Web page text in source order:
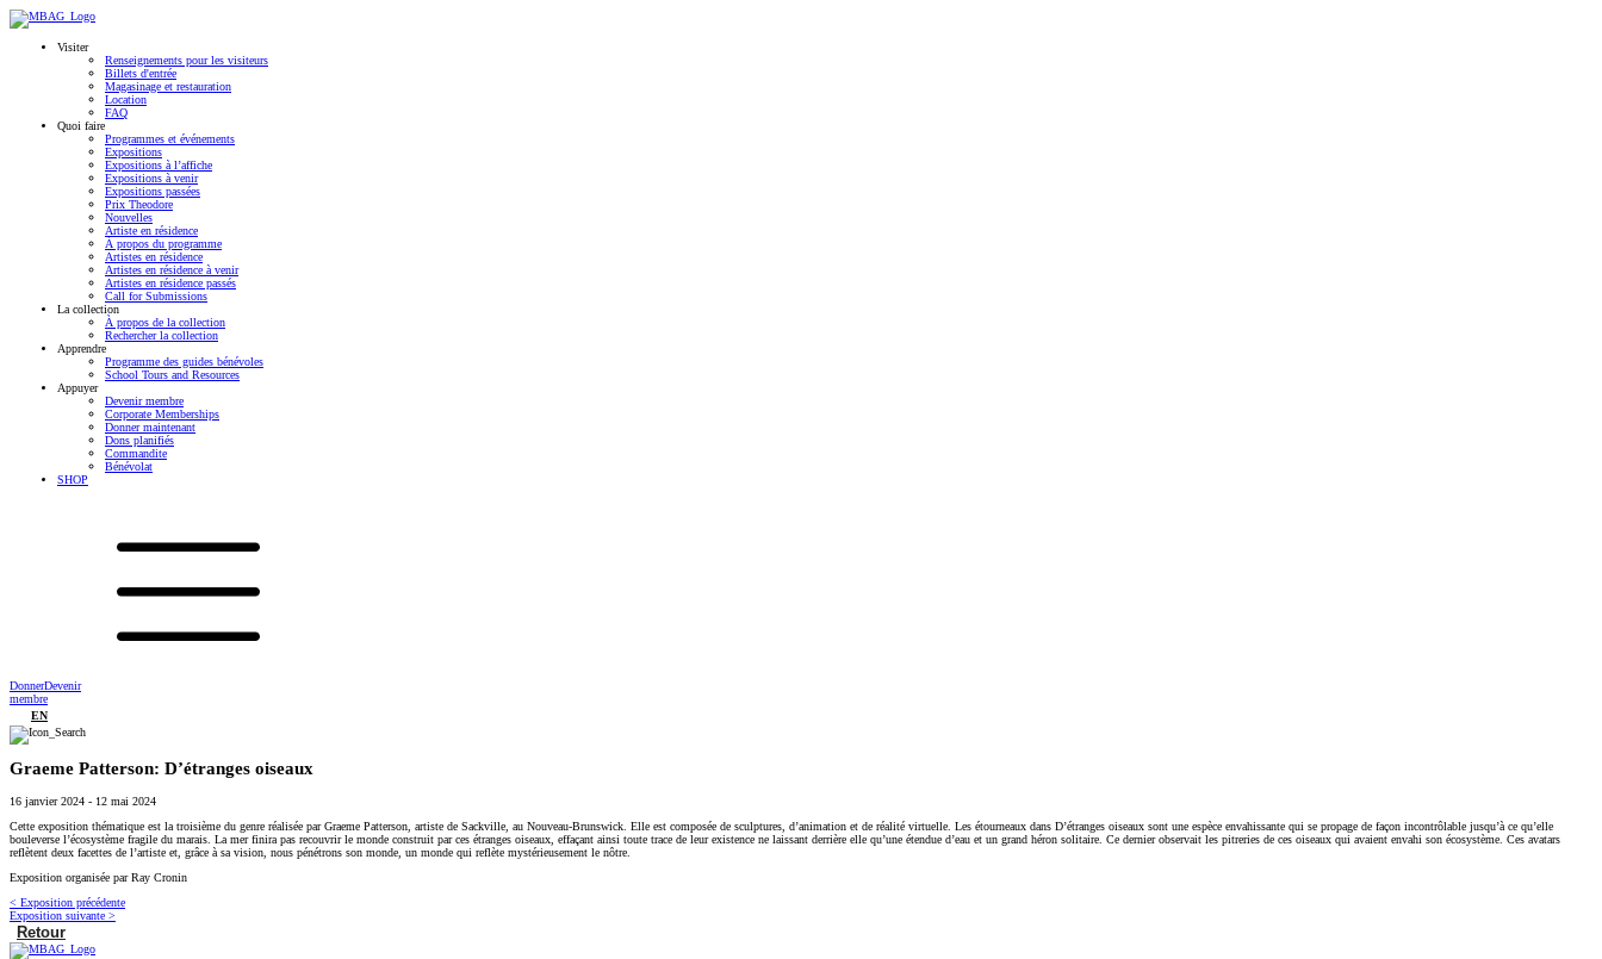
Visiter
Renseignements pour les visiteurs
Billets d'entrée
Magasinage et restauration
Location
FAQ
Quoi faire
Programmes et événements
Expositions
Expositions à l’affiche
Expositions à venir
Expositions passées
Prix Theodore
Nouvelles
Artiste en résidence
À propos du programme
Artistes en résidence
Artistes en résidence à venir
Artistes en résidence passés
Call for Submissions
La collection
À propos de la collection
Rechercher la collection
Apprendre
Programme des guides bénévoles
School Tours and Resources
Appuyer
Devenir membre
Corporate Memberships
Donner maintenant
Dons planifiés
Commandite
Bénévolat
SHOP
DonnerDevenir
membre
EN
Graeme Patterson: D’étranges oiseaux
16 janvier 2024 - 12 mai 2024
Cette exposition thématique est la troisième du genre réalisée par Graeme Patterson, artiste de Sackville, au Nouveau-Brunswick. Elle est composée de sculptures, d’animation et de réalité virtuelle. Les étourneaux dans D’étranges oiseaux sont une espèce envahissante qui se propage de façon incontrôlable jusqu’à ce qu’elle
bouleverse l’écosystème fragile du marais. La mer finira pas recouvrir le monde construit par ces étranges oiseaux, effaçant ainsi toute trace de leur existence ne laissant derrière elle qu’une étendue d’eau et un grand héron solitaire. Ce dernier observait les pitreries de ces oiseaux qui avaient envahi son écosystème. Ces avatars
reflètent deux facettes de l’artiste et, grâce à sa vision, nous pénétrons son monde, un monde qui reflète mystérieusement le nôtre.
Exposition organisée par Ray Cronin
< Exposition précédente
Exposition suivante >
Retour